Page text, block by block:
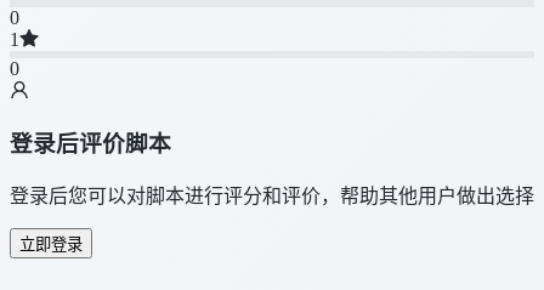
0
1
0
登录后评价脚本
登录后您可以对脚本进行评分和评价，帮助其他用户做出选择
立即登录